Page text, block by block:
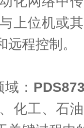
上位机或
程控制。
：
化工、石